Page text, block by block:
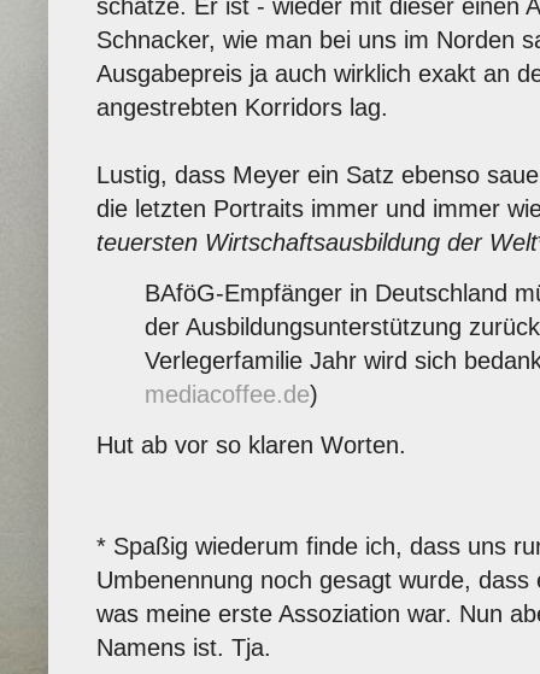
schätze. Er ist - wieder mit dieser einen
Schnacker, wie man bei uns im Norden
Ausgabepreis ja auch wirklich exakt an
angestrebten Korridors lag.
Lustig, dass Meyer ein Satz ebenso
die letzten Portraits immer und immer
teuersten Wirtschaftsausbildung der Welt
BAföG-Empfänger in Deutschland
der Ausbildungsunterstützung
Verlegerfamilie Jahr wird sich
mediacoffee.de)
Hut ab vor so klaren Worten.
* Spaßig wiederum finde ich, dass uns
Umbenennung noch gesagt wurde,
was meine erste Assoziation war. Nun
Namens ist. Tja.